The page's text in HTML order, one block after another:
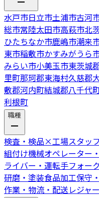
水戸市日立市土浦市古河
総市常陸太田市高萩市北
ひたちなか市鹿嶋市潮来
東市稲敷市かすみがうら
みらい市小美玉市東茨城
里町那珂郡東海村久慈郡
敷郡河内町結城郡八千代
利根町
職種
検査・検品×工場スタッ
組付け機械オペレーター
ライバー・運転手フォー
研磨・塗装食品加工保守
作業・物流・配送レジャ